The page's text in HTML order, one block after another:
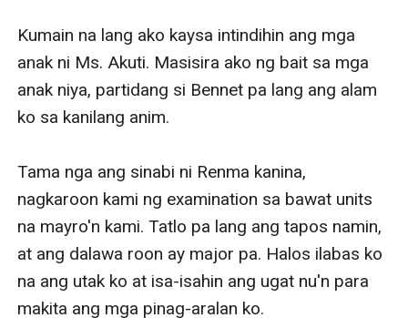
Kumain na lang ako kaysa intindihin ang mga
anak ni Ms. Akuti. Masisira ako ng bait sa mga
anak niya, partidang si Bennet pa lang ang alam
ko sa kanilang anim.
Tama nga ang sinabi ni Renma kanina,
nagkaroon kami ng examination sa bawat units
na mayro'n kami. Tatlo pa lang ang tapos namin,
at ang dalawa roon ay major pa. Halos ilabas ko
na ang utak ko at isa-isahin ang ugat nu'n para
makita ang mga pinag-aralan ko.